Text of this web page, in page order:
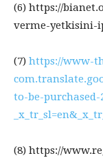
(6) https://
verme-yetkisini-
(7) https://www-
to-be-purchased-
(8) https://